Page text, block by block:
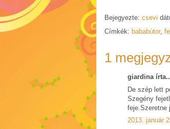
Bejegyezte: csevi
Címkék: bababútor,
1
giardina
De szép lett
Szegény
feje.Szeretne
2013. január